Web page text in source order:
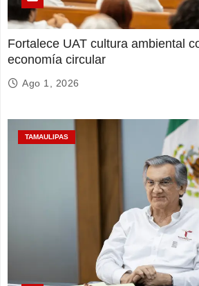
Fortalece UAT cultura ambiental
economía circular
Ago 1, 2026
TAMAULIPAS